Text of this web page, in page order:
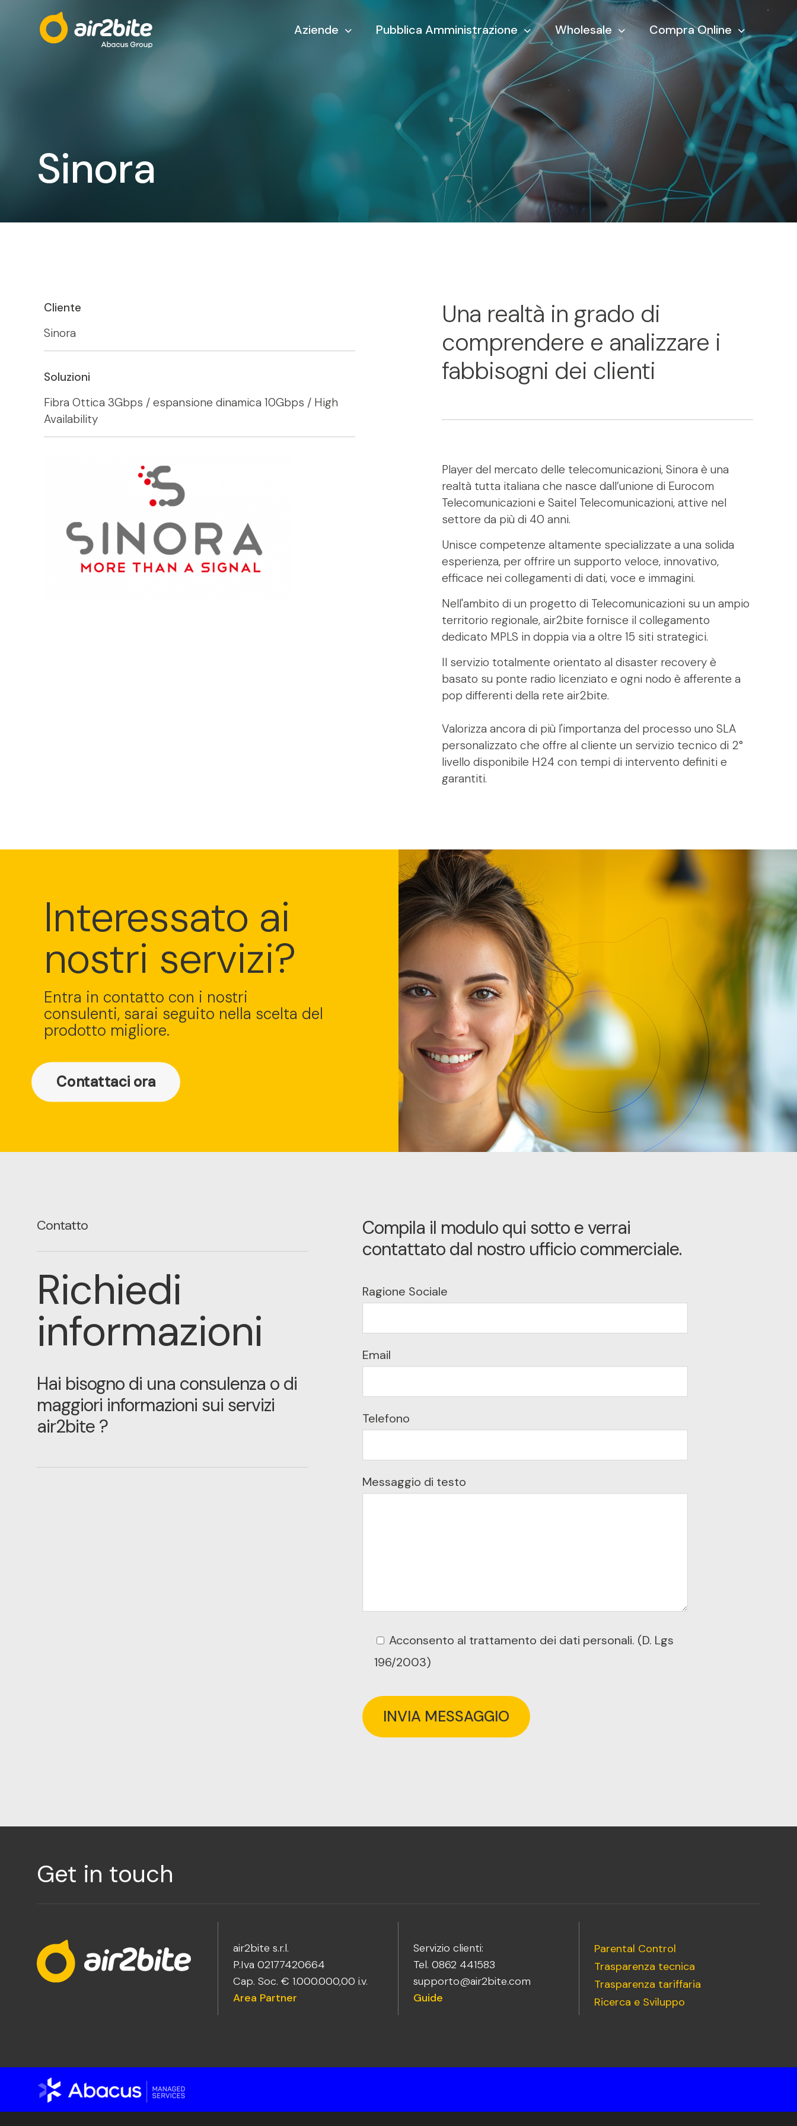
Aziende Pubblica Amministrazione Wholesale Compra Online
Sinora
Cliente
Sinora
Soluzioni
Fibra Ottica 3Gbps / espansione dinamica 10Gbps / High
Availability
Una realtà in grado di
comprendere e analizzare i
fabbisogni dei clienti
Player del mercato delle telecomunicazioni, Sinora è una
realtà tutta italiana che nasce dall’unione di Eurocom
Telecomunicazioni e Saitel Telecomunicazioni, attive nel
settore da più di 40 anni.
Unisce competenze altamente specializzate a una solida
esperienza, per offrire un supporto veloce, innovativo,
efficace nei collegamenti di dati, voce e immagini.
Nell'ambito di un progetto di Telecomunicazioni su un ampio
territorio regionale, air2bite fornisce il collegamento
dedicato MPLS in doppia via a oltre 15 siti strategici.
Il servizio totalmente orientato al disaster recovery è
basato su ponte radio licenziato e ogni nodo è afferente a
pop differenti della rete air2bite.
Valorizza ancora di più l'importanza del processo uno SLA
personalizzato che offre al cliente un servizio tecnico di 2°
livello disponibile H24 con tempi di intervento definiti e
garantiti.
Interessato ai
nostri servizi?
Entra in contatto con i nostri
consulenti, sarai seguito nella scelta del
prodotto migliore.
Contattaci ora
Contatto
Richiedi
informazioni
Hai bisogno di una consulenza o di
maggiori informazioni sui servizi
air2bite ?
Compila il modulo qui sotto e verrai
contattato dal nostro ufficio commerciale.
Ragione Sociale
Email
Telefono
Messaggio di testo
Acconsento al trattamento dei dati personali. (D. Lgs
196/2003)
Get in touch
air2bite s.r.l.
P.Iva 02177420664
Cap. Soc. € 1.000.000,00 i.v.
Area Partner
Servizio clienti:
Tel. 0862 441583
supporto@air2bite.com
Guide
Parental Control
Trasparenza tecnica
Trasparenza tariffaria
Ricerca e Sviluppo